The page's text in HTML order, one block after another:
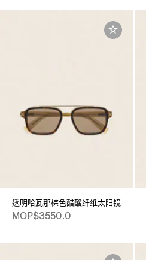
透明哈瓦那棕色醋酸纤维太阳镜
MOP$3550.0